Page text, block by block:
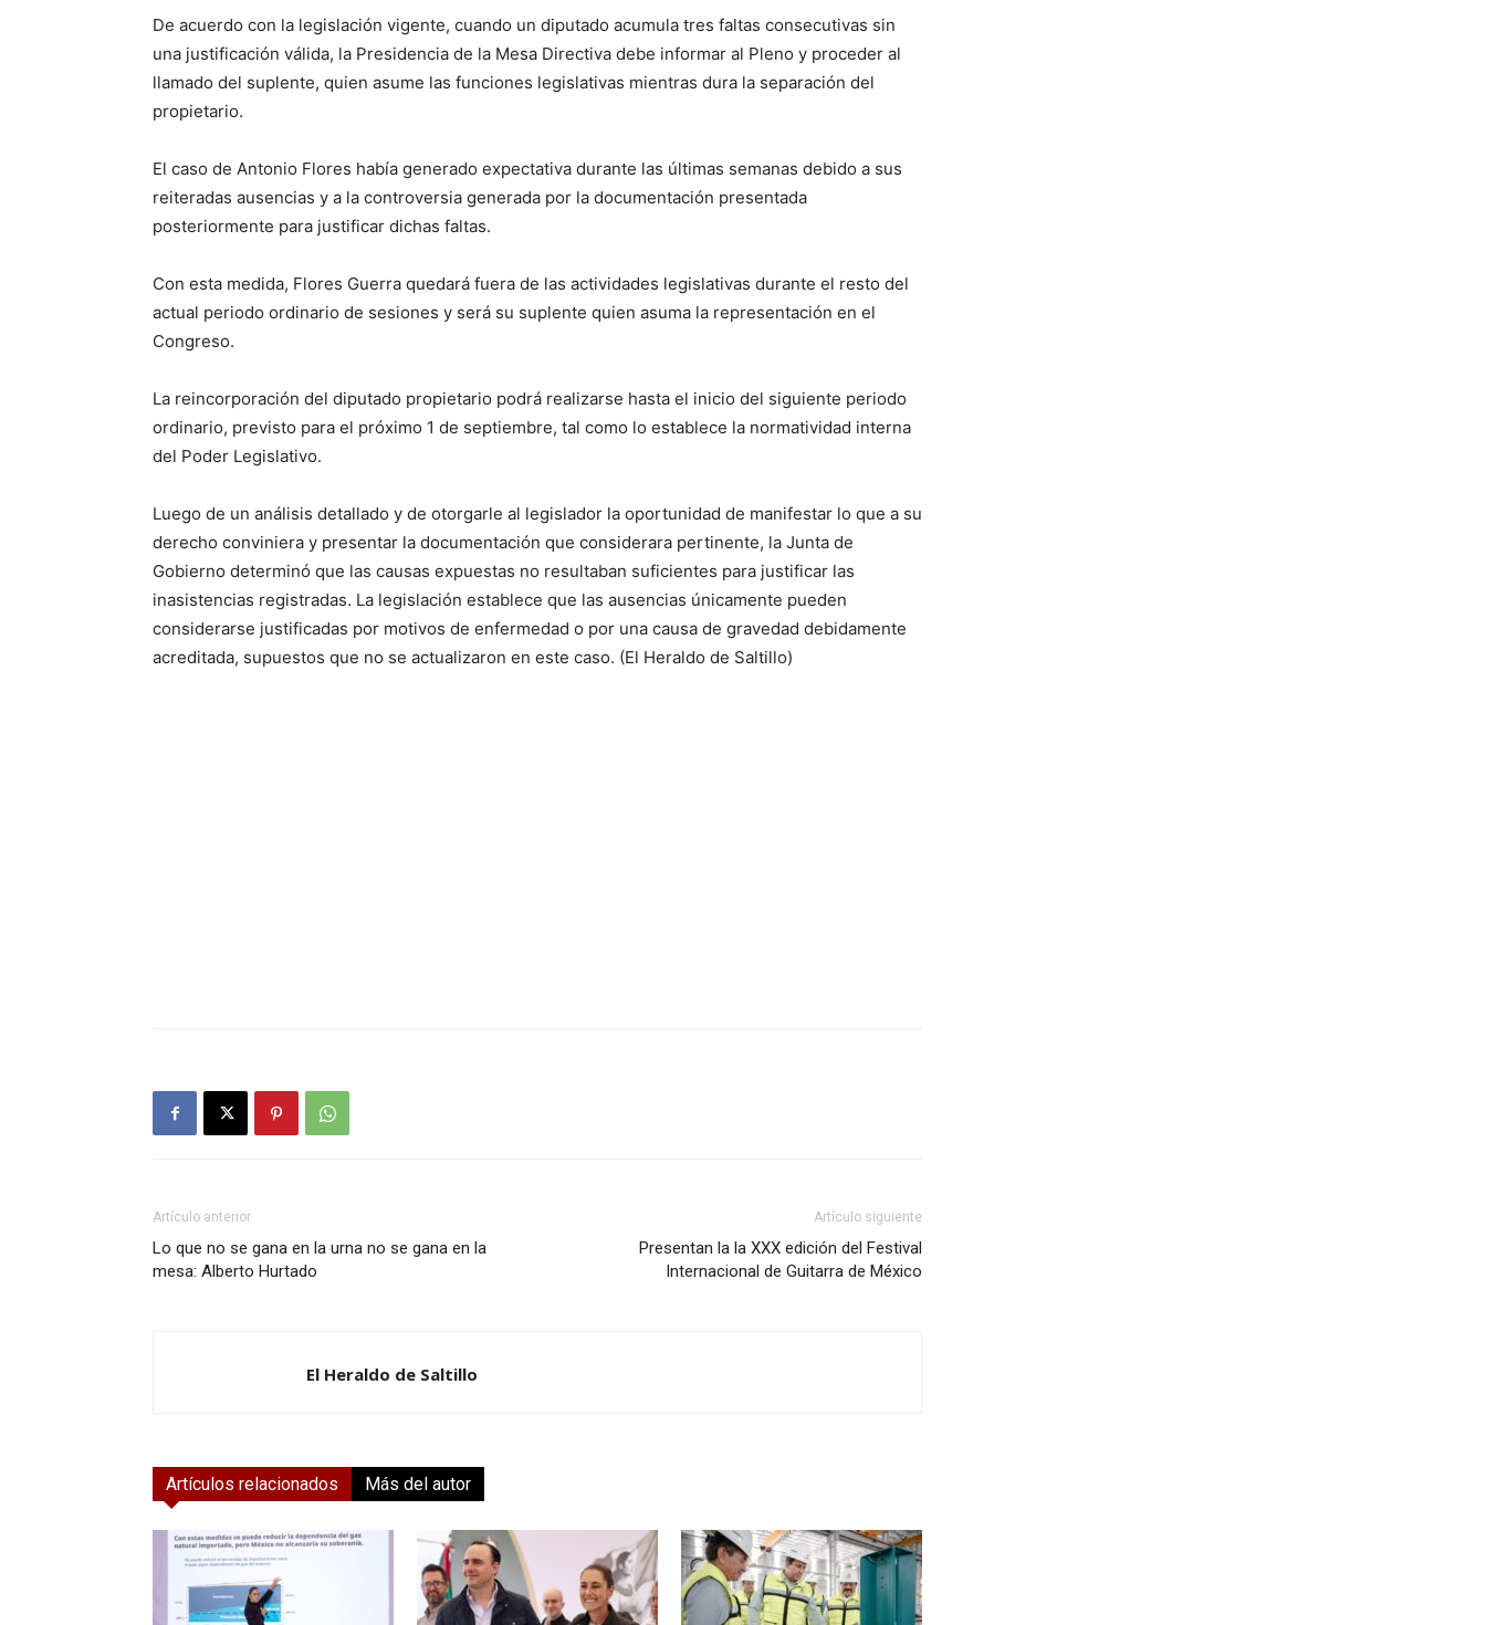
De acuerdo con la legislación vigente, cuando un diputado acumula tres faltas consecutivas sin
una justificación válida, la Presidencia de la Mesa Directiva debe informar al Pleno y proceder al
llamado del suplente, quien asume las funciones legislativas mientras dura la separación del
propietario.
El caso de Antonio Flores había generado expectativa durante las últimas semanas debido a sus
reiteradas ausencias y a la controversia generada por la documentación presentada
posteriormente para justificar dichas faltas.
Con esta medida, Flores Guerra quedará fuera de las actividades legislativas durante el resto del
actual periodo ordinario de sesiones y será su suplente quien asuma la representación en el
Congreso.
La reincorporación del diputado propietario podrá realizarse hasta el inicio del siguiente periodo
ordinario, previsto para el próximo 1 de septiembre, tal como lo establece la normatividad interna
del Poder Legislativo.
Luego de un análisis detallado y de otorgarle al legislador la oportunidad de manifestar lo que a su
derecho conviniera y presentar la documentación que considerara pertinente, la Junta de
Gobierno determinó que las causas expuestas no resultaban suficientes para justificar las
inasistencias registradas. La legislación establece que las ausencias únicamente pueden
considerarse justificadas por motivos de enfermedad o por una causa de gravedad debidamente
acreditada, supuestos que no se actualizaron en este caso. (El Heraldo de Saltillo)
Artículo anterior
Lo que no se gana en la urna no se gana en la
mesa: Alberto Hurtado
Artículo siguiente
Presentan la la XXX edición del Festival
Internacional de Guitarra de México
El Heraldo de Saltillo
Artículos relacionados Más del autor